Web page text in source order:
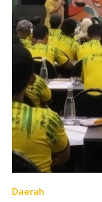
Daerah